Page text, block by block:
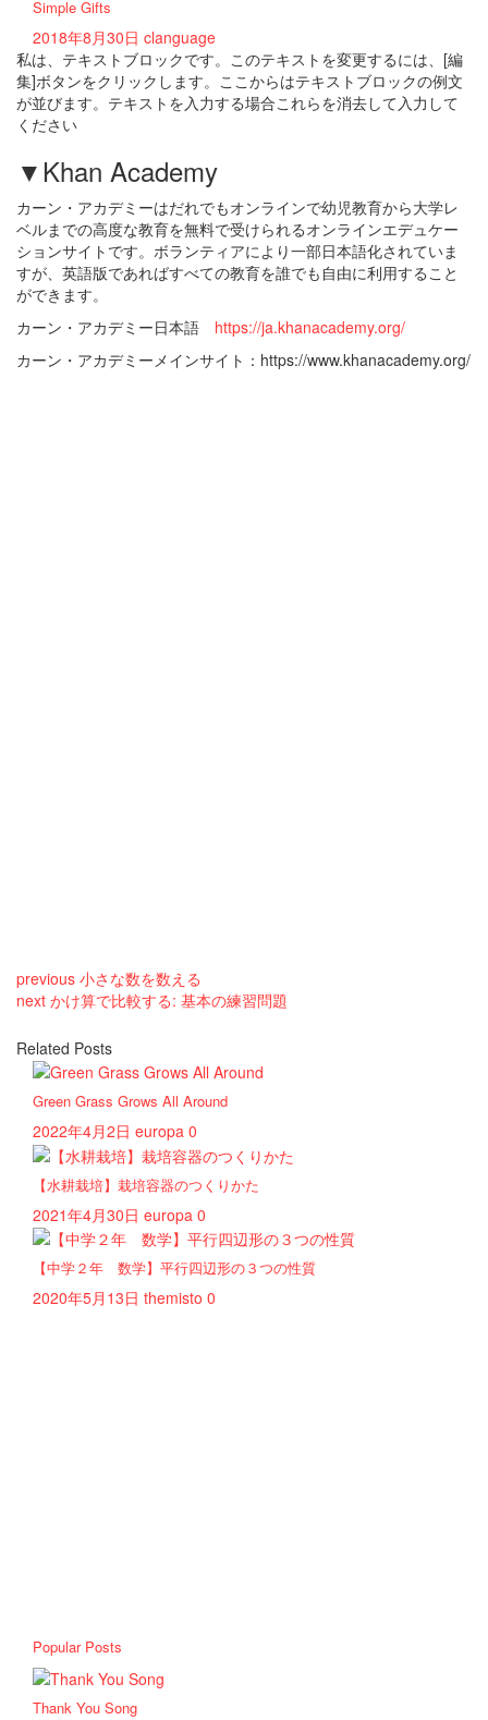
Simple Gifts
2018年8月30日 clanguage
私は、テキストブロックです。このテキストを変更するには、[編
集]ボタンをクリックします。ここからはテキストブロックの例文
が並びます。テキストを入力する場合これらを消去して入力して
ください
▼Khan Academy
カーン・アカデミーはだれでもオンラインで幼児教育から大学レ
ベルまでの高度な教育を無料で受けられるオンラインエデュケー
ションサイトです。ボランティアにより一部日本語化されていま
すが、英語版であればすべての教育を誰でも自由に利用すること
ができます。
カーン・アカデミー日本語 https://ja.khanacademy.org/
カーン・アカデミーメインサイト：https://www.khanacademy.org/
previous 小さな数を数える
next かけ算で比較する: 基本の練習問題
Related Posts
Green Grass Grows All Around
2022年4月2日 europa 0
【水耕栽培】栽培容器のつくりかた
2021年4月30日 europa 0
【中学２年 数学】平行四辺形の３つの性質
2020年5月13日 themisto 0
Popular Posts
Thank You Song